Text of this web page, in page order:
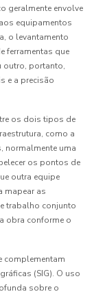
geralmente envolve
equipamentos
o levantamento
ferramentas que
outro, portanto,
e a precisão
os dois tipos de
como a
normalmente uma
os pontos de
outra equipe
mapear as
trabalho conjunto
obra conforme o
complementam
(SIG). O uso
sobre o